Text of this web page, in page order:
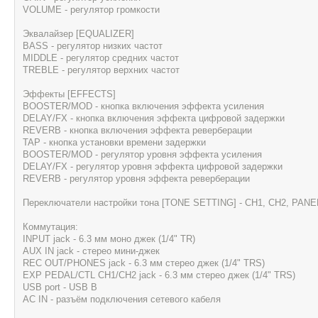
VOLUME - регулятор громкости
Эквалайзер [EQUALIZER]
BASS - регулятор низких частот
MIDDLE - регулятор средних частот
TREBLE - регулятор верхних частот
Эффекты [EFFECTS]
BOOSTER/MOD - кнопка включения эффекта усиления
DELAY/FX - кнопка включения эффекта цифровой задержки
REVERB - кнопка включения эффекта реверберации
TAP - кнопка установки времени задержки
BOOSTER/MOD - регулятор уровня эффекта усиления
DELAY/FX - регулятор уровня эффекта цифровой задержки
REVERB - регулятор уровня эффекта реверберации
Переключатели настройки тона [TONE SETTING] - CH1, CH2,
Коммутация:
INPUT jack - 6.3 мм моно джек (1/4" TR)
AUX IN jack - стерео мини-джек
REC OUT/PHONES jack - 6.3 мм стерео джек (1/4" TRS)
EXP PEDAL/CTL CH1/CH2 jack - 6.3 мм стерео джек (1/4" TRS)
USB port - USB B
AC IN - разъём подключения сетевого кабеля